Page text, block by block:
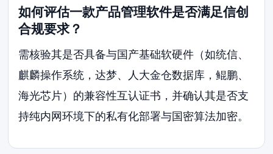
如何评估一款产品管理软件是否满足信创
合规要求？
需核验其是否具备与国产基础软硬件（如统信、
麒麟操作系统，达梦、人大金仓数据库，鲲鹏、
海光芯片）的兼容性互认证书，并确认其是否支
持纯内网环境下的私有化部署与国密算法加密。